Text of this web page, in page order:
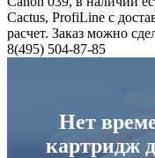
Cactus, ProfiLine с
расчет. Заказ можно
8(495) 504-87-85
Нет
картридж